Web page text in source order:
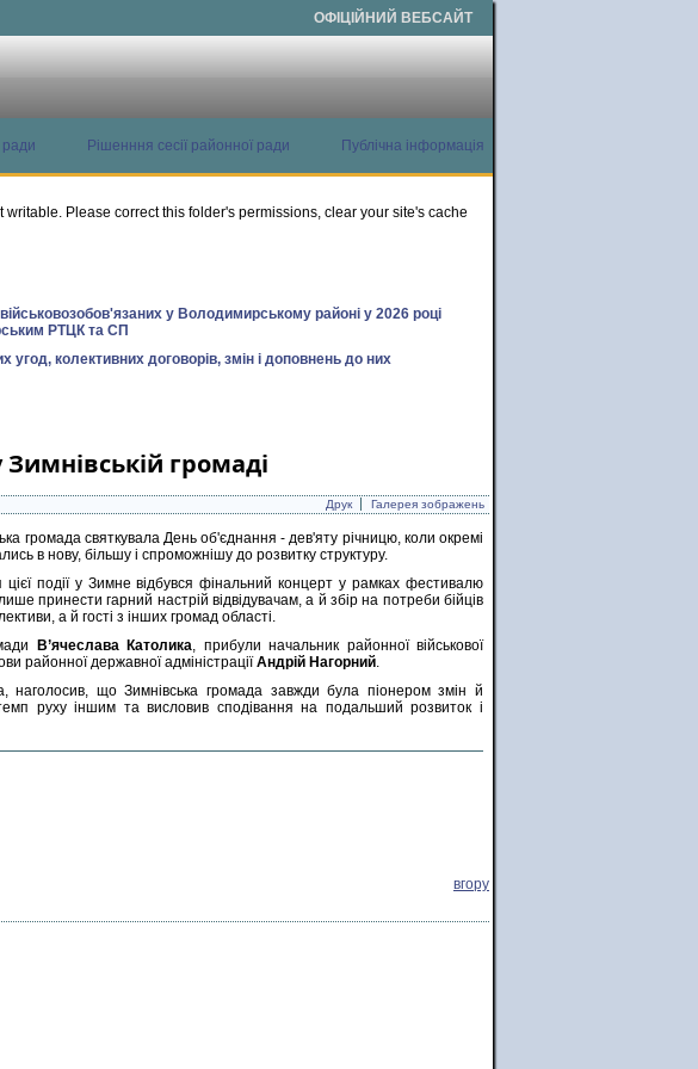
ОФІЦІЙНИЙ ВЕБСАЙТ
Рішенння сесії районної ради
Публічна інформація
writable. Please correct this folder's permissions, clear your site's cache
у Володимирському районі у 2026 році
РТЦК та СП
угод, колективних договорів, змін і доповнень до них
громаді
Друк Галерея зображень
громада святкувала День об'єднання - дев'яту річницю, коли окремі
в нову, більшу і спроможнішу до розвитку структуру.
цієї події у Зимне відбувся фінальний концерт у рамках фестивалю
принести гарний настрій відвідувачам, а й збір на потреби бійців
а й гості з інших громад області.
В’ячеслава Католика, прибули начальник районної військової
районної державної адміністраціїАндрій Нагорний.
наголосив, що Зимнівська громада завжди була піонером змін й
руху іншим та висловив сподівання на подальший розвиток і
вгору